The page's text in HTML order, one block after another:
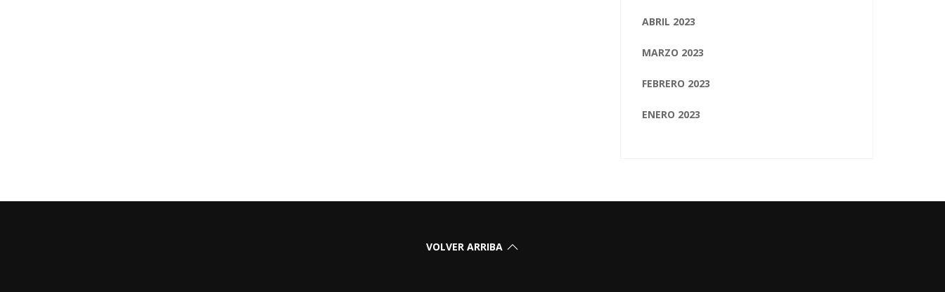
ABRIL 2023
MARZO 2023
FEBRERO 2023
ENERO 2023
VOLVER ARRIBA